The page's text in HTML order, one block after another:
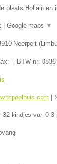
plaats Hollain en
Google maps ▼
Neerpelt (
-, BTW-nr:
32 kindjes van 0-3